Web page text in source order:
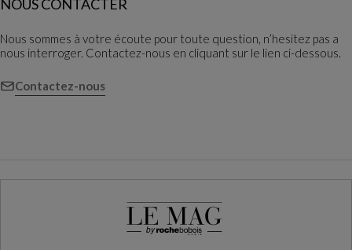
NOUS CONTACTER
Nous sommes à votre écoute pour toute question, n’hesitez pas a
nous interroger. Contactez-nous en cliquant sur le lien ci-dessous.
Contactez-nous